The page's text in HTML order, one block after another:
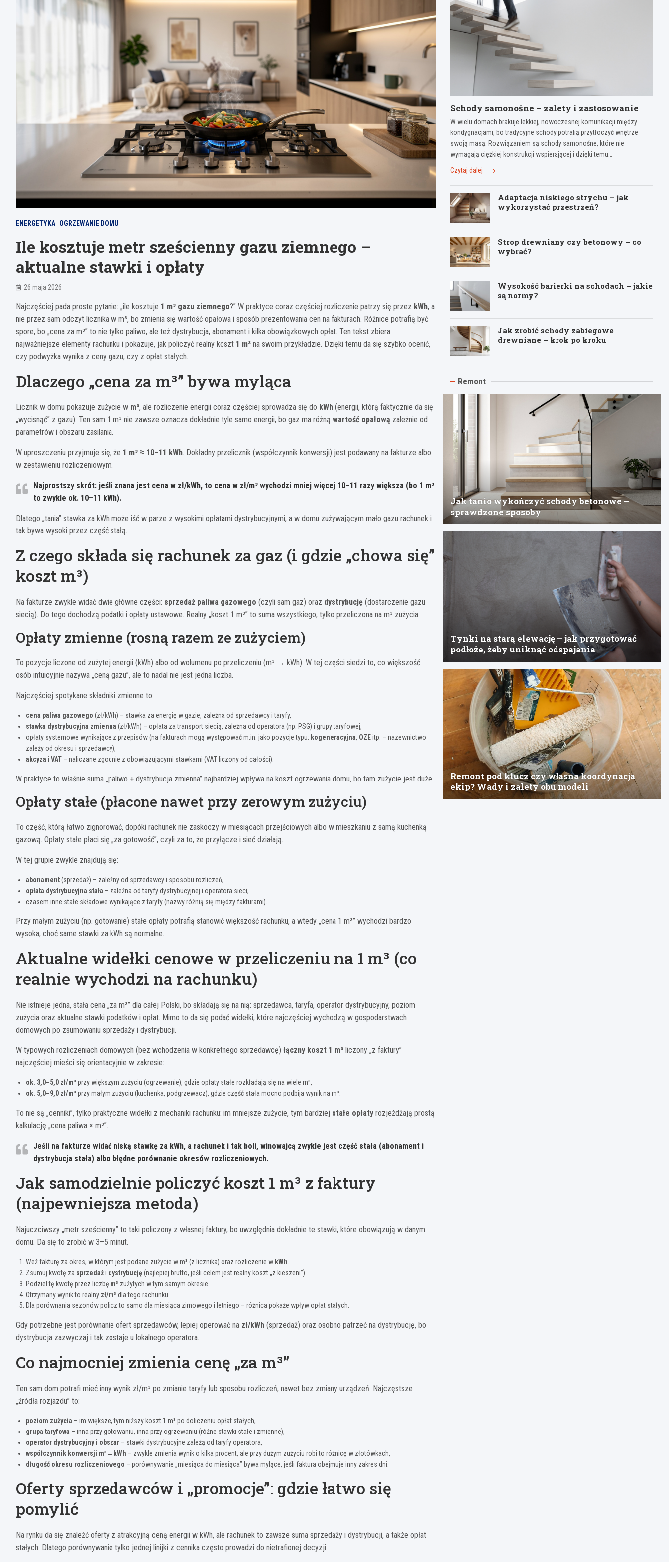
ENERGETYKA OGRZEWANIE DOMU
Ile kosztuje metr sześcienny gazu ziemnego –
aktualne stawki i opłaty
26 maja 2026
Najczęściej pada proste pytanie: „ile kosztuje 1 m³ gazu ziemnego?” W praktyce coraz częściej rozliczenie patrzy się przez kWh, a
nie przez sam odczyt licznika w m³, bo zmienia się wartość opałowa i sposób prezentowania cen na fakturach. Różnice potrafią być
spore, bo „cena za m³” to nie tylko paliwo, ale też dystrybucja, abonament i kilka obowiązkowych opłat. Ten tekst zbiera
najważniejsze elementy rachunku i pokazuje, jak policzyć realny koszt 1 m³ na swoim przykładzie. Dzięki temu da się szybko ocenić,
czy podwyżka wynika z ceny gazu, czy z opłat stałych.
Dlaczego „cena za m³” bywa myląca
Licznik w domu pokazuje zużycie w m³, ale rozliczenie energii coraz częściej sprowadza się do kWh (energii, którą faktycznie da się
„wycisnąć” z gazu). Ten sam 1 m³ nie zawsze oznacza dokładnie tyle samo energii, bo gaz ma różną wartość opałową zależnie od
parametrów i obszaru zasilania.
W uproszczeniu przyjmuje się, że 1 m³ ≈ 10–11 kWh. Dokładny przelicznik (współczynnik konwersji) jest podawany na fakturze albo
w zestawieniu rozliczeniowym.
Najprostszy skrót: jeśli znana jest cena w zł/kWh, to cena w zł/m³ wychodzi mniej więcej 10–11 razy większa (bo 1 m³
to zwykle ok. 10–11 kWh).
Dlatego „tania” stawka za kWh może iść w parze z wysokimi opłatami dystrybucyjnymi, a w domu zużywającym mało gazu rachunek i
tak bywa wysoki przez część stałą.
Z czego składa się rachunek za gaz (i gdzie „chowa się”
koszt m³)
Na fakturze zwykle widać dwie główne części: sprzedaż paliwa gazowego (czyli sam gaz) oraz dystrybucję (dostarczenie gazu
siecią). Do tego dochodzą podatki i opłaty ustawowe. Realny „koszt 1 m³” to suma wszystkiego, tylko przeliczona na m³ zużycia.
Opłaty zmienne (rosną razem ze zużyciem)
To pozycje liczone od zużytej energii (kWh) albo od wolumenu po przeliczeniu (m³ → kWh). W tej części siedzi to, co większość
osób intuicyjnie nazywa „ceną gazu”, ale to nadal nie jest jedna liczba.
Najczęściej spotykane składniki zmienne to:
cena paliwa gazowego (zł/kWh) – stawka za energię w gazie, zależna od sprzedawcy i taryfy,
stawka dystrybucyjna zmienna (zł/kWh) – opłata za transport siecią, zależna od operatora (np. PSG) i grupy taryfowej,
opłaty systemowe wynikające z przepisów (na fakturach mogą występować m.in. jako pozycje typu: kogeneracyjna, OZEitp. – nazewnictwo
zależy od okresu i sprzedawcy),
akcyza i VAT – naliczane zgodnie z obowiązującymi stawkami (VAT liczony od całości).
W praktyce to właśnie suma „paliwo + dystrybucja zmienna” najbardziej wpływa na koszt ogrzewania domu, bo tam zużycie jest duże.
Opłaty stałe (płacone nawet przy zerowym zużyciu)
To część, którą łatwo zignorować, dopóki rachunek nie zaskoczy w miesiącach przejściowych albo w mieszkaniu z samą kuchenką
gazową. Opłaty stałe płaci się „za gotowość”, czyli za to, że przyłącze i sieć działają.
W tej grupie zwykle znajdują się:
abonament(sprzedaż) – zależny od sprzedawcy i sposobu rozliczeń,
opłata dystrybucyjna stała – zależna od taryfy dystrybucyjnej i operatora sieci,
czasem inne stałe składowe wynikające z taryfy (nazwy różnią się między fakturami).
Przy małym zużyciu (np. gotowanie) stałe opłaty potrafią stanowić większość rachunku, a wtedy „cena 1 m³” wychodzi bardzo
wysoka, choć same stawki za kWh są normalne.
Aktualne widełki cenowe w przeliczeniu na 1 m³ (co
realnie wychodzi na rachunku)
Nie istnieje jedna, stała cena „za m³” dla całej Polski, bo składają się na nią: sprzedawca, taryfa, operator dystrybucyjny, poziom
zużycia oraz aktualne stawki podatków i opłat. Mimo to da się podać widełki, które najczęściej wychodzą w gospodarstwach
domowych po zsumowaniu sprzedaży i dystrybucji.
W typowych rozliczeniach domowych (bez wchodzenia w konkretnego sprzedawcę) łączny koszt 1 m³ liczony „z faktury”
najczęściej mieści się orientacyjnie w zakresie:
ok. 3,0–5,0 zł/m³ przy większym zużyciu (ogrzewanie), gdzie opłaty stałe rozkładają się na wiele m³,
ok. 5,0–9,0 zł/m³ przy małym zużyciu (kuchenka, podgrzewacz), gdzie część stała mocno podbija wynik na m³.
To nie są „cenniki”, tylko praktyczne widełki z mechaniki rachunku: im mniejsze zużycie, tym bardziej stałe opłaty rozjeżdżają prostą
kalkulację „cena paliwa × m³”.
Jeśli na fakturze widać niską stawkę za kWh, a rachunek i tak boli, winowajcą zwykle jest część stała (abonament i
dystrybucja stała) albo błędne porównanie okresów rozliczeniowych.
Jak samodzielnie policzyć koszt 1 m³ z faktury
(najpewniejsza metoda)
Najuczciwszy „metr sześcienny” to taki policzony z własnej faktury, bo uwzględnia dokładnie te stawki, które obowiązują w danym
domu. Da się to zrobić w 3–5 minut.
Weź fakturę za okres, w którym jest podane zużycie w m³ (z licznika) oraz rozliczenie w kWh.
Zsumuj kwotę za sprzedażi dystrybucję(najlepiej brutto, jeśli celem jest realny koszt „z kieszeni”).
Podziel tę kwotę przez liczbę m³ zużytych w tym samym okresie.
Otrzymany wynik to realny zł/m³ dla tego rachunku.
Dla porównania sezonów policz to samo dla miesiąca zimowego i letniego – różnica pokaże wpływ opłat stałych.
Gdy potrzebne jest porównanie ofert sprzedawców, lepiej operować na zł/kWh (sprzedaż) oraz osobno patrzeć na dystrybucję, bo
dystrybucja zazwyczaj i tak zostaje u lokalnego operatora.
Co najmocniej zmienia cenę „za m³”
Ten sam dom potrafi mieć inny wynik zł/m³ po zmianie taryfy lub sposobu rozliczeń, nawet bez zmiany urządzeń. Najczęstsze
„źródła rozjazdu” to:
poziom zużycia – im większe, tym niższy koszt 1 m³ po doliczeniu opłat stałych,
grupa taryfowa – inna przy gotowaniu, inna przy ogrzewaniu (różne stawki stałe i zmienne),
operator dystrybucyjny i obszar – stawki dystrybucyjne zależą od taryfy operatora,
współczynnik konwersji m³→kWh – zwykle zmienia wynik o kilka procent, ale przy dużym zużyciu robi to różnicę w złotówkach,
długość okresu rozliczeniowego – porównywanie „miesiąca do miesiąca” bywa mylące, jeśli faktura obejmuje inny zakres dni.
Oferty sprzedawców i „promocje”: gdzie łatwo się
pomylić
Na rynku da się znaleźć oferty z atrakcyjną ceną energii w kWh, ale rachunek to zawsze suma sprzedaży i dystrybucji, a także opłat
stałych. Dlatego porównywanie tylko jednej linijki z cennika często prowadzi do nietrafionej decyzji.
Schody samonośne – zalety i zastosowanie
W wielu domach brakuje lekkiej, nowoczesnej komunikacji między
kondygnacjami, bo tradycyjne schody potrafią przytłoczyć wnętrze
swoją masą. Rozwiązaniem są schody samonośne, które nie
wymagają ciężkiej konstrukcji wspierającej i dzięki temu…
Czytaj dalej
Adaptacja niskiego strychu – jak
wykorzystać przestrzeń?
Strop drewniany czy betonowy – co
wybrać?
Wysokość barierki na schodach – jakie
są normy?
Jak zrobić schody zabiegowe
drewniane – krok po kroku
Remont
Jak tanio wykończyć schody betonowe –
sprawdzone sposoby
Tynki na starą elewację – jak przygotować
podłoże, żeby uniknąć odspajania
Remont pod klucz czy własna koordynacja
ekip? Wady i zalety obu modeli